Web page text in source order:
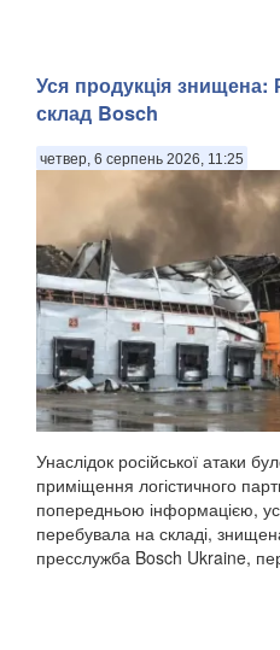
Уся продукція знищена:
склад Bosch
четвер, 6 серпень 2026, 11:25
Унаслідок російської атаки
приміщення логістичного
попередньою інформацією,
перебувала на складі,
пресслужба Bosch Ukraine,